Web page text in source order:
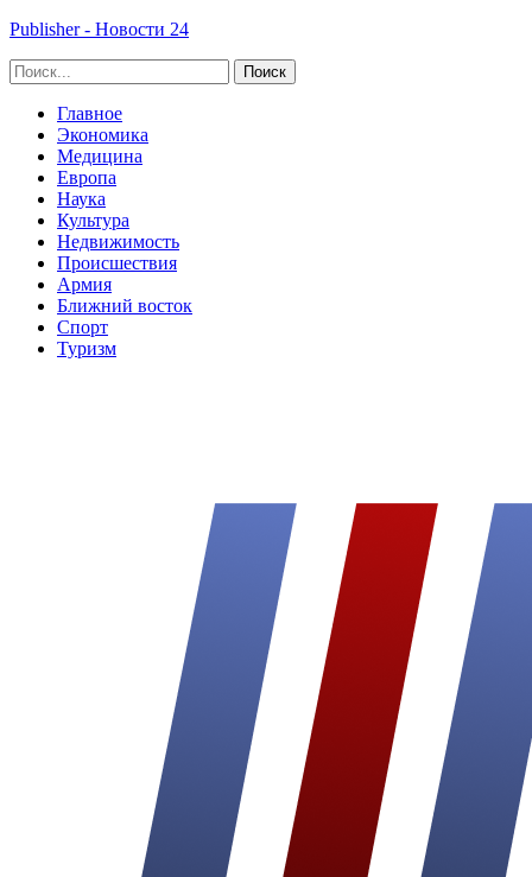
Publisher - Новости 24
Главное
Экономика
Медицина
Европа
Наука
Культура
Недвижимость
Происшествия
Армия
Ближний восток
Спорт
Туризм